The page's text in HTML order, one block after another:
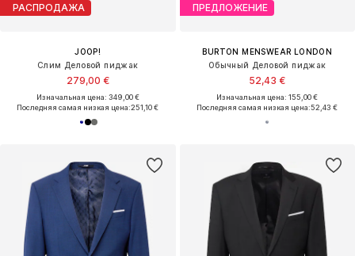
РАСПРОДАЖА
JOOP!
Слим Деловой пиджак
279,00 €
Изначальная цена: 349,00 €
Последняя самая низкая цена:251,10 €
ПРЕДЛОЖЕНИЕ
BURTON MENSWEAR LONDON
Обычный Деловой пиджак
52,43 €
Изначальная цена: 155,00 €
Последняя самая низкая цена:52,43 €